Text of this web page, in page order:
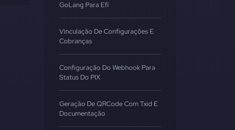
GoLang Para Efí
Vinculação De Configurações E
Cobranças
Configuração Do Webhook Para
Status Do PIX
Geração De QRCode Com Txid E
Documentação